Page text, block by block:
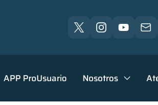
APP ProUsuario Nosotros